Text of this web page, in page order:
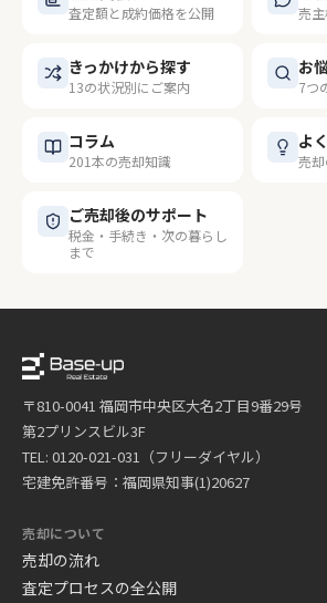
査定額と成約価格を公開 売
きっかけから探す
13の状況別にご案内
お
7つ
コラム
201本の売却知識
よ
売
ご売却後のサポート
税金・手続き・次の暮らし
まで
〒810-0041 福岡市中央区大名2丁目9番29号
第2プリンスビル3F
TEL: 0120-021-031（フリーダイヤル）
宅建免許番号：福岡県知事(1)20627
売却について
売却の流れ
査定プロセスの全公開